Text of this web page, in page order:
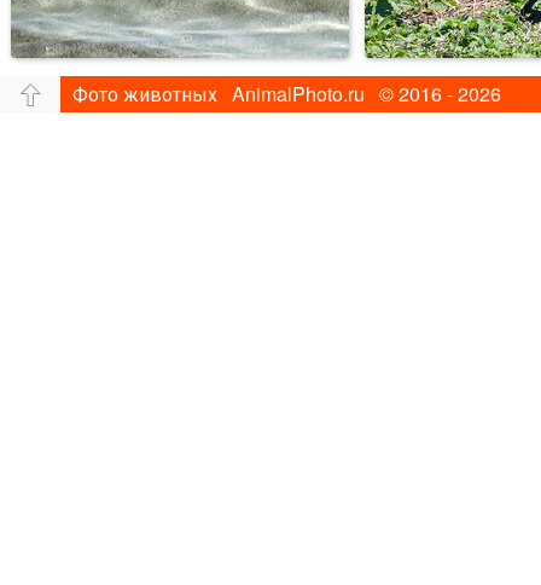
Фото животных AnimalPhoto.ru © 2016 - 2026